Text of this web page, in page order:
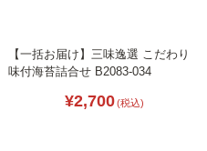
【一括お届け】三味逸選 こだわり
味付海苔詰合せ B2083-034
¥2,700(税込)